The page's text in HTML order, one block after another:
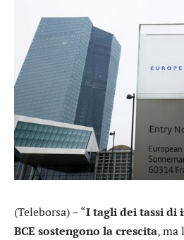
(Teleborsa) – “I tagli dei tassi di
BCE sostengono la crescita, ma